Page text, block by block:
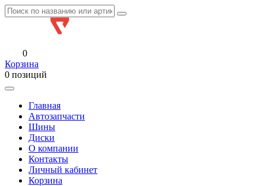
0
Корзина
0 позиций
Главная
Автозапчасти
Шины
Диски
О компании
Контакты
Личный кабинет
Корзина